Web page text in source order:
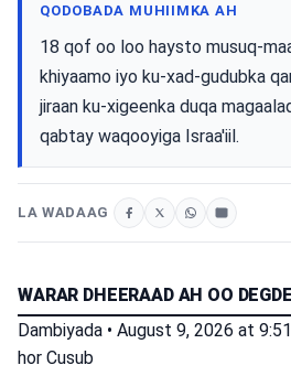
QODOBADA MUHIIMKA AH
18 qof oo loo haysto musuq-
khiyaamo iyo ku-xad-gudubka
jiraan ku-xigeenka duqa
qabtay waqooyiga Israa'iil.
LA WADAAG
WARAR DHEERAAD AH OO
Dambiyada • August 9, 2026 at
hor Cusub